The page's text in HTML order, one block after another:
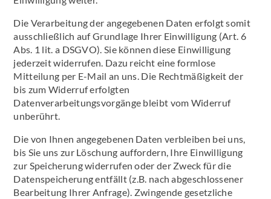
Die Verarbeitung der angegebenen Daten erfolgt somit
ausschließlich auf Grundlage Ihrer Einwilligung (Art. 6
Abs. 1 lit. a DSGVO). Sie können diese Einwilligung
jederzeit widerrufen. Dazu reicht eine formlose
Mitteilung per E-Mail an uns. Die Rechtmäßigkeit der
bis zum Widerruf erfolgten
Datenverarbeitungsvorgänge bleibt vom Widerruf
unberührt.
Die von Ihnen angegebenen Daten verbleiben bei uns,
bis Sie uns zur Löschung auffordern, Ihre Einwilligung
zur Speicherung widerrufen oder der Zweck für die
Datenspeicherung entfällt (z.B. nach abgeschlossener
Bearbeitung Ihrer Anfrage). Zwingende gesetzliche